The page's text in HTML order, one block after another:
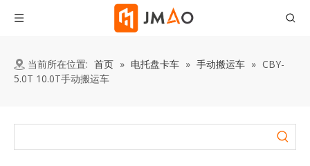
当前所在位置: 首页 » 电托盘卡车 » 手动搬运车 » CBY-
5.0T 10.0T手动搬运车